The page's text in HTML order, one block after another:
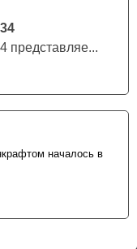
представляе...
началось в